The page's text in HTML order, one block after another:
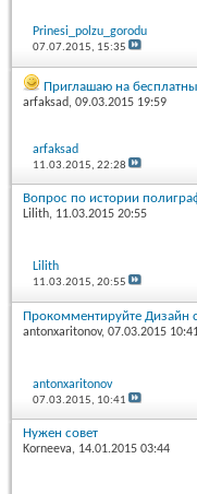
Prinesi_polzu_gorodu
07.07.2015, 15:35
Приглашаю на
arfaksad, 09.03.2015 19:59
arfaksad
11.03.2015,22:28
Вопрос по истории
Lilith, 11.03.2015 20:55
Lilith
11.03.2015,20:55
Прокомментируйте Дизайн
antonxaritonov, 07.03.2015
antonxaritonov
07.03.2015, 10:41
Нужен совет
Korneeva, 14.01.2015 03:44